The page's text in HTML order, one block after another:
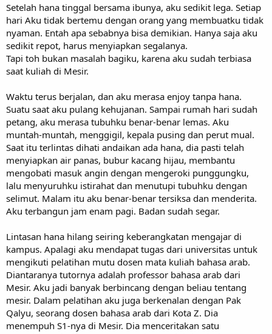
Setelah hana tinggal bersama ibunya, aku sedikit lega. Setiap
hari Aku tidak bertemu dengan orang yang membuatku tidak
nyaman. Entah apa sebabnya bisa demikian. Hanya saja aku
sedikit repot, harus menyiapkan segalanya.
Tapi toh bukan masalah bagiku, karena aku sudah terbiasa
saat kuliah di Mesir.
Waktu terus berjalan, dan aku merasa enjoy tanpa hana.
Suatu saat aku pulang kehujanan. Sampai rumah hari sudah
petang, aku merasa tubuhku benar-benar lemas. Aku
muntah-muntah, menggigil, kepala pusing dan perut mual.
Saat itu terlintas dihati andaikan ada hana, dia pasti telah
menyiapkan air panas, bubur kacang hijau, membantu
mengobati masuk angin dengan mengeroki punggungku,
lalu menyuruhku istirahat dan menutupi tubuhku dengan
selimut. Malam itu aku benar-benar tersiksa dan menderita.
Aku terbangun jam enam pagi. Badan sudah segar.
Lintasan hana hilang seiring keberangkatan mengajar di
kampus. Apalagi aku mendapat tugas dari universitas untuk
mengikuti pelatihan mutu dosen mata kuliah bahasa arab.
Diantaranya tutornya adalah professor bahasa arab dari
Mesir. Aku jadi banyak berbincang dengan beliau tentang
mesir. Dalam pelatihan aku juga berkenalan dengan Pak
Qalyu, seorang dosen bahasa arab dari Kota Z. Dia
menempuh S1-nya di Mesir. Dia menceritakan satu